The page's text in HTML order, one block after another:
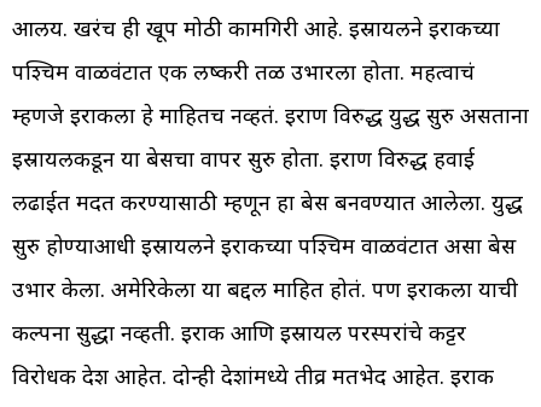
आलय. खरंच ही खूप मोठी कामगिरी आहे. इस्रायलने इराकच्या
पश्चिम वाळवंटात एक लष्करी तळ उभारला होता. महत्वाचं
म्हणजे इराकला हे माहितच नव्हतं. इराण विरुद्ध युद्ध सुरु असताना
इस्रायलकडून या बेसचा वापर सुरु होता. इराण विरुद्ध हवाई
लढाईत मदत करण्यासाठी म्हणून हा बेस बनवण्यात आलेला. युद्ध
सुरु होण्याआधी इस्रायलने इराकच्या पश्चिम वाळवंटात असा बेस
उभार केला. अमेरिकेला या बद्दल माहित होतं. पण इराकला याची
कल्पना सुद्धा नव्हती. इराक आणि इस्रायल परस्परांचे कट्टर
विरोधक देश आहेत. दोन्ही देशांमध्ये तीव्र मतभेद आहेत. इराक